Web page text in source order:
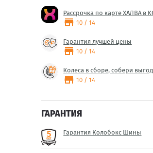
Рассрочка по карте ХАЛВА в
store 10 / 14
Гарантия лучшей цены
store 10 / 14
Колеса в сборе, собери
store 10 / 14
ГАРАНТИЯ
Гарантия Колобокс Шины